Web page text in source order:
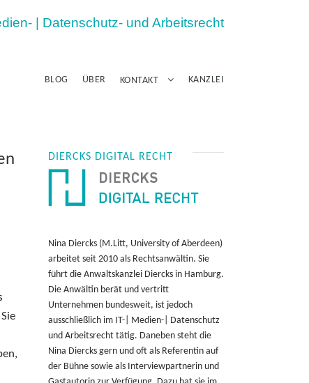
| Datenschutz- und Arbeitsrecht
BLOG ÜBER KONTAKT KANZLEI
DIERCKS DIGITAL RECHT
Nina Diercks (M.Litt, University of Aberdeen)
arbeitet seit 2010 als Rechtsanwältin. Sie
führt die Anwaltskanzlei Diercks in Hamburg.
Die Anwältin berät und vertritt
Unternehmen bundesweit, ist jedoch
ausschließlich im IT-| Medien-| Datenschutz
und Arbeitsrecht tätig. Daneben steht die
Nina Diercks gern und oft als Referentin auf
der Bühne sowie als Interviewpartnerin und